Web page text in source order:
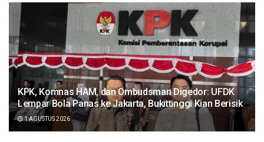
KPK, Komnas HAM, dan Ombudsman Digedor: UFDK
Lempar Bola Panas ke Jakarta, Bukittinggi Kian Berisik
1 AGUSTUS 2026